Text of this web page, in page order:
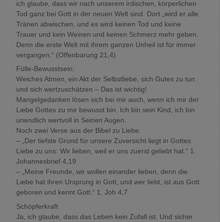
ich glaube, dass wir nach unserem irdischen, körperlichen
Tod ganz bei Gott in der neuen Welt sind. Dort „wird er alle
Tränen abwischen, und es wird keinen Tod und keine
Trauer und kein Weinen und keinen Schmerz mehr geben.
Denn die erste Welt mit ihrem ganzen Unheil ist für immer
vergangen.“ (Offenbarung 21,4)
Fülle-Bewusstsein:
Weiches Atmen, ein Akt der Selbstliebe, sich Gutes zu tun
und sich wertzuschätzen – Das ist wichtig!
Mangelgedanken lösen sich bei mir auch, wenn ich mir der
Liebe Gottes zu mir bewusst bin. Ich bin sein Kind, ich bin
unendlich wertvoll in Seinen Augen.
Noch zwei Verse aus der Bibel zu Liebe:
– „Der tiefste Grund für unsere Zuversicht liegt in Gottes
Liebe zu uns: Wir lieben, weil er uns zuerst geliebt hat.“ 1.
Johannesbrief 4,19
– „Meine Freunde, wir wollen einander lieben, denn die
Liebe hat ihren Ursprung in Gott, und wer liebt, ist aus Gott
geboren und kennt Gott.“ 1. Joh 4,7
Schöpferkraft
Ja, ich glaube, dass das Leben kein Zufall ist. Und sicher